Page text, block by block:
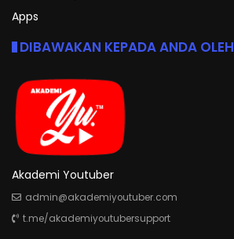
Apps
DIBAWAKAN KEPADA ANDA OLEH
Akademi Youtuber
admin@akademiyoutuber.com
t.me/akademiyoutubersupport